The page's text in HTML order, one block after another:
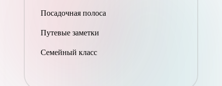
Посадочная полоса
Путевые заметки
Семейный класс